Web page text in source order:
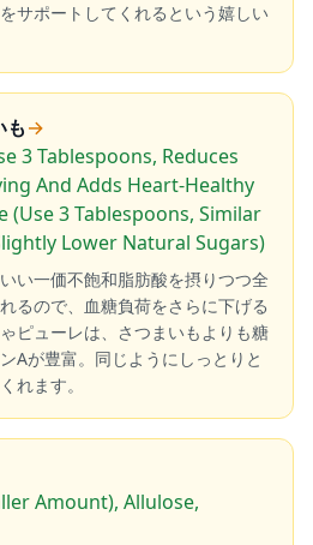
サポートしてくれるという嬉しい
も→
3 Tablespoons, Reduces
And Adds Heart-Healthy
(Use 3 Tablespoons, Similar
Lower Natural Sugars)
い一価不飽和脂肪酸を摂りつつ全
るので、血糖負荷をさらに下げる
ピューレは、さつまいもよりも糖
Aが豊富。同じようにしっとりと
れます。
Amount), Allulose,